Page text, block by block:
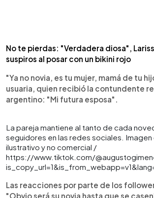
No te pierdas: "Verdadera diosa",
suspiros al posar con un bikini rojo
"Ya no novia, es tu mujer, mamá de tu
usuaria, quien recibió la contundente
argentino: "Mi futura esposa".
La pareja mantiene al tanto de cada
seguidores en las redes sociales.
ilustrativo y no comercial /
https://www.tiktok.com/
Las reacciones por parte de los
"Obvio será su novia hasta que se